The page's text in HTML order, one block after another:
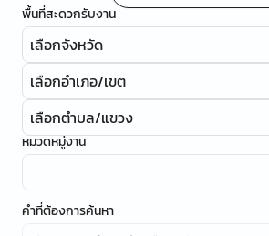
พื้นที่สะดวกรับงาน
เลือกจังหวัด
เลือกอำเภอ/เขต
เลือกตำบล/แขวง
หมวดหมู่งาน
คำที่ต้องการค้นหา